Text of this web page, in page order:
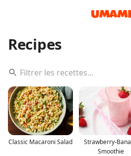
Recipes
Classic Macaroni Salad
Strawberry-
Smoothie